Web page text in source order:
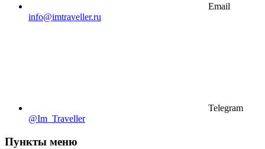
Email
info@imtraveller.ru
Telegram
@Im_Traveller
Пункты меню